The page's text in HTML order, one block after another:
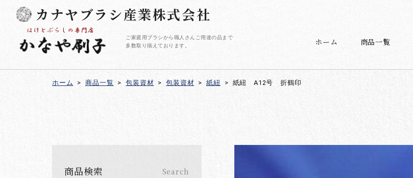
カナヤブラシ産業株式会社
ご家庭用ブラシから職人さんご用達の品まで
多数取り揃えております。
ホーム 商品一覧
ホーム > 商品一覧 > 包装資材 > 包装資材 > 紙紐 > 紙紐 A12号 折鶴印
商品検索 Search